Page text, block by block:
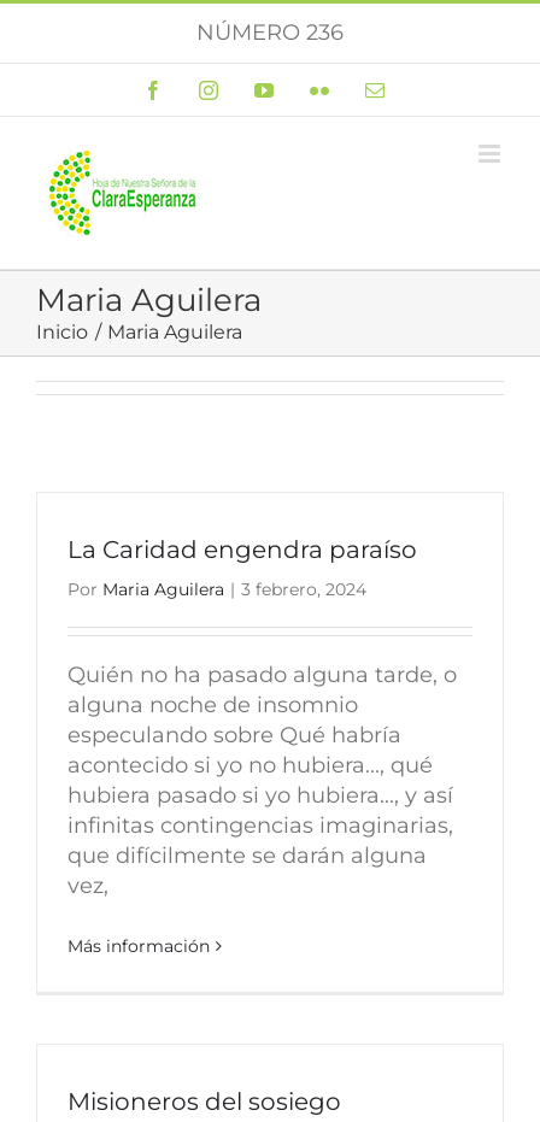
NÚMERO 236
FacebookInstagramYouTubeFlickr Correo
Maria Aguilera
Inicio Maria Aguilera
La Caridad engendra paraíso
Por Maria Aguilera | 3 febrero, 2024
Quién no ha pasado alguna tarde, o
alguna noche de insomnio
especulando sobre Qué habría
acontecido si yo no hubiera..., qué
hubiera pasado si yo hubiera..., y así
infinitas contingencias imaginarias,
que difícilmente se darán alguna
vez,
Más información
Misioneros del sosiego